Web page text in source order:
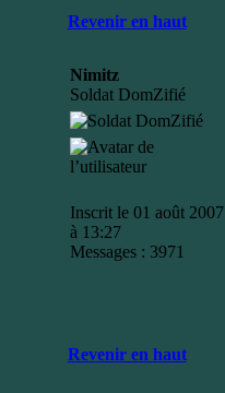
Revenir en haut
Nimitz
Soldat DomZifié
Inscrit le 01 août 2007
à 13:27
Messages : 3971
Revenir en haut